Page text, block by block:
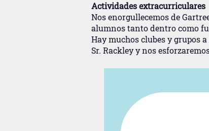
Actividades extracurriculares
Nos enorgullecemos de
alumnos tanto dentro como
Hay muchos clubes y grupos
Sr. Rackley y nos